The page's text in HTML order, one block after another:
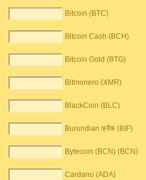
Bitcoin (BTC)
Bitcoin Cash (BCH)
Bitcoin Gold (BTG)
Bitmonero (XMR)
BlackCoin (BLC)
Burundian फ्रैंक (BIF)
Bytecoin (BCN) (BCN)
Cardano (ADA)